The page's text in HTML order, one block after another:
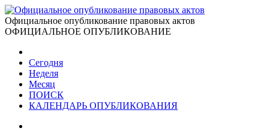
Официальное опубликование правовых актов
ОФИЦИАЛЬНОЕ ОПУБЛИКОВАНИЕ
Сегодня
Неделя
Месяц
ПОИСК
КАЛЕНДАРЬ ОПУБЛИКОВАНИЯ